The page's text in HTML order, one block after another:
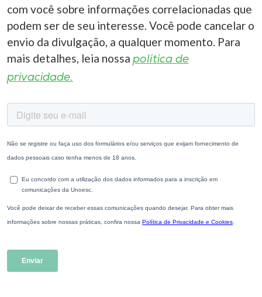
com você sobre informações correlacionadas que
podem ser de seu interesse. Você pode cancelar o
envio da divulgação, a qualquer momento. Para
mais detalhes, leia nossa política de
privacidade.